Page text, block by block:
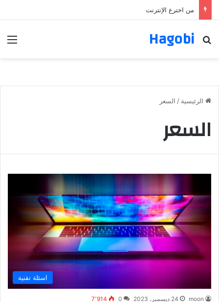
من اخترع الإنترنت
Hagobi
بحث عن
الرئيسية / السعر
السعر
اسئلة تقنية
moon 24 ديسمبر، 2023 0 7٬914